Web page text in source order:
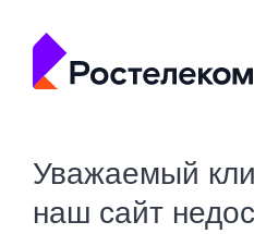
Уважаемый
наш сайт